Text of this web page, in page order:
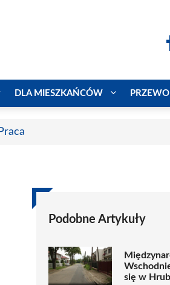
DLA MIESZKAŃCÓW
Podobne Artykuły
się w